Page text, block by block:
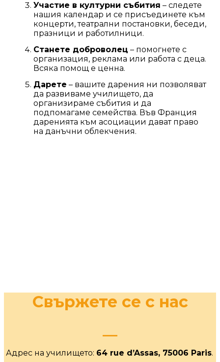
Участие в културни събития – следете
нашия календар и се присъединете към
концерти, театрални постановки, беседи,
празници и работилници.
Станете доброволец – помогнете с
организация, реклама или работа с деца.
Всяка помощ е ценна.
Дарете – вашите дарения ни позволяват
да развиваме училището, да
организираме събития и да
подпомагаме семейства. Във Франция
даренията към асоциации дават право
на данъчни облекчения.
Свържете се с нас
Адрес на училището: 64 rue d’Assas, 75006 Paris.